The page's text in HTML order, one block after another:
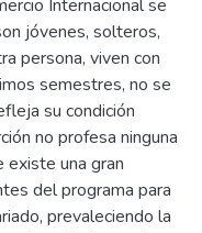
Internacional se
jóvenes, solteros,
persona, viven con
semestres, no se
su condición
no profesa ninguna
una gran
del programa para
prevaleciendo la